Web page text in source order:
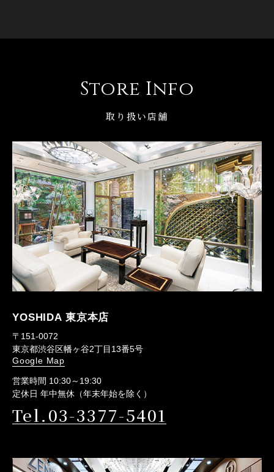
Store Info
取り扱い店舗
YOSHIDA 東京本店
〒151-0072
東京都渋谷区幡ヶ谷2丁目13番5号
Google Map
営業時間 10:30～19:30
定休日 年中無休（年末年始を除く）
Tel.03-3377-5401